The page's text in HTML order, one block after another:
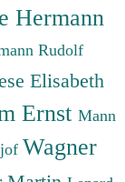
Hermann
Rudolf
Elisabeth
Ernst Mann
Wagner